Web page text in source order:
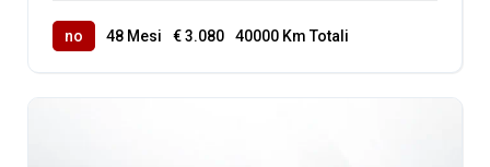
no 48 Mesi € 3.080 40000 Km Totali